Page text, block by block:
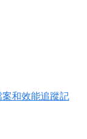
和效能追蹤記